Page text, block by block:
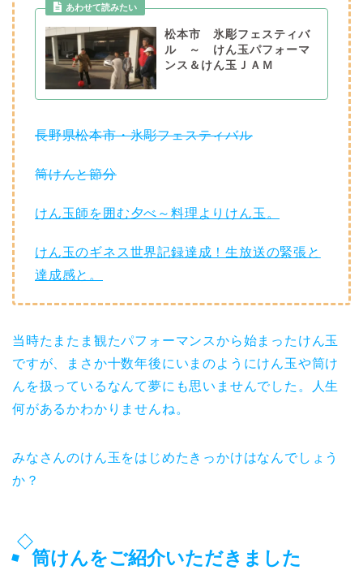
あわせて読みたい
松本市 氷彫フェスティバ
ル ～ けん玉パフォーマ
ンス＆けん玉ＪＡＭ
長野県松本市・氷彫フェスティバル
筒けんと節分
けん玉師を囲む夕べ～料理よりけん玉。
けん玉のギネス世界記録達成！生放送の緊張と
達成感と。
当時たまたま観たパフォーマンスから始まったけん玉
ですが、まさか十数年後にいまのようにけん玉や筒け
んを扱っているなんて夢にも思いませんでした。人生
何があるかわかりませんね。
みなさんのけん玉をはじめたきっかけはなんでしょう
か？
筒けんをご紹介いただきました